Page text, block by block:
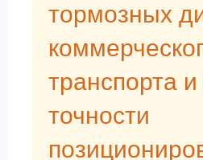
тормозных
транспорта
точности